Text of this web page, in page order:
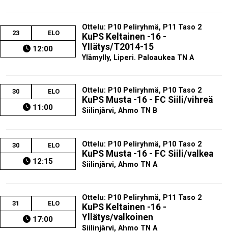
23 ELO
12:00
Ottelu: P10 Peliryhmä, P11 Taso 2
KuPS Keltainen -16 -
Yllätys/T2014-15
Ylämylly, Liperi. Paloaukea TN A
30 ELO
11:00
Ottelu: P10 Peliryhmä, P10 Taso 2
KuPS Musta -16 - FC Siili/vihreä
Siilinjärvi, Ahmo TN B
30 ELO
12:15
Ottelu: P10 Peliryhmä, P10 Taso 2
KuPS Musta -16 - FC Siili/valkea
Siilinjärvi, Ahmo TN A
31 ELO
17:00
Ottelu: P10 Peliryhmä, P11 Taso 2
KuPS Keltainen -16 -
Yllätys/valkoinen
Siilinjärvi, Ahmo TN A